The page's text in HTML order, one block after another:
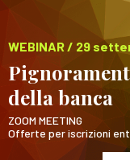
WEBINAR / 29
della banca
ZOOM MEETING
Offerte per iscrizioni